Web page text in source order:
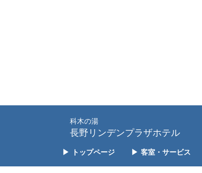
科木の湯
長野リンデンプラザホテル
▶ トップページ ▶ 客室・サービス